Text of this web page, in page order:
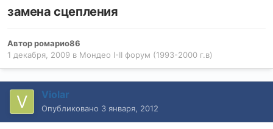
замена сцепления
Авторромарио86
1 декабря, 2009 в Мондео I-II форум (1993-2000 г.в)
Violar
Опубликовано 3 января, 2012